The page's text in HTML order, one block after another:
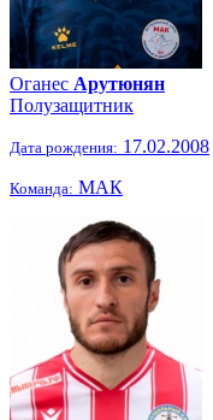
Оганес Арутюнян
Полузащитник
Дата рождения: 17.02.2008
Команда: МАК